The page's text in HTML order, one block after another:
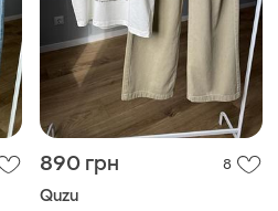
890 грн 8
Quzu